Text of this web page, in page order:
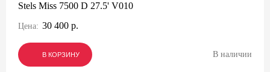
Stels Miss 7500 D 27.5' V010
Цена: 30 400 р.
В КОРЗИНУ
В КОРЗИНУ
В КОРЗИНУ В наличии